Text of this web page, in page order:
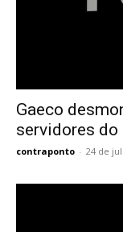
Gaeco
servidores do
contraponto - 24 de